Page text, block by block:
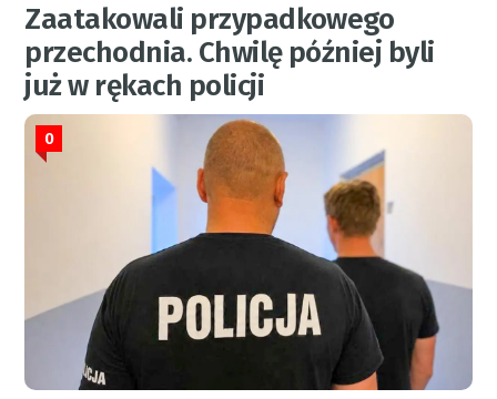
Zaatakowali przypadkowego
przechodnia. Chwilę później byli
już w rękach policji
0